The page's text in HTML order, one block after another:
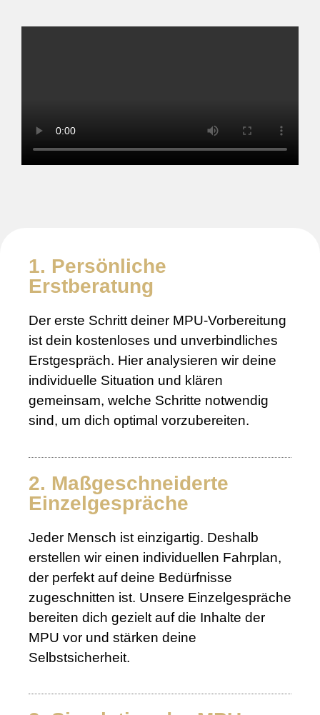
1. Persönliche
Erstberatung
Der erste Schritt deiner MPU-Vorbereitung
ist dein kostenloses und unverbindliches
Erstgespräch. Hier analysieren wir deine
individuelle Situation und klären
gemeinsam, welche Schritte notwendig
sind, um dich optimal vorzubereiten.
2. Maßgeschneiderte
Einzelgespräche
Jeder Mensch ist einzigartig. Deshalb
erstellen wir einen individuellen Fahrplan,
der perfekt auf deine Bedürfnisse
zugeschnitten ist. Unsere Einzelgespräche
bereiten dich gezielt auf die Inhalte der
MPU vor und stärken deine
Selbstsicherheit.